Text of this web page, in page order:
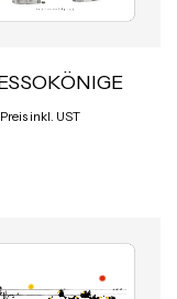
Preis inkl. UST